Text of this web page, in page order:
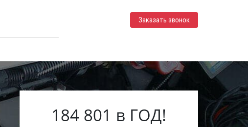
Заказать звонок
184 801 в ГОД!